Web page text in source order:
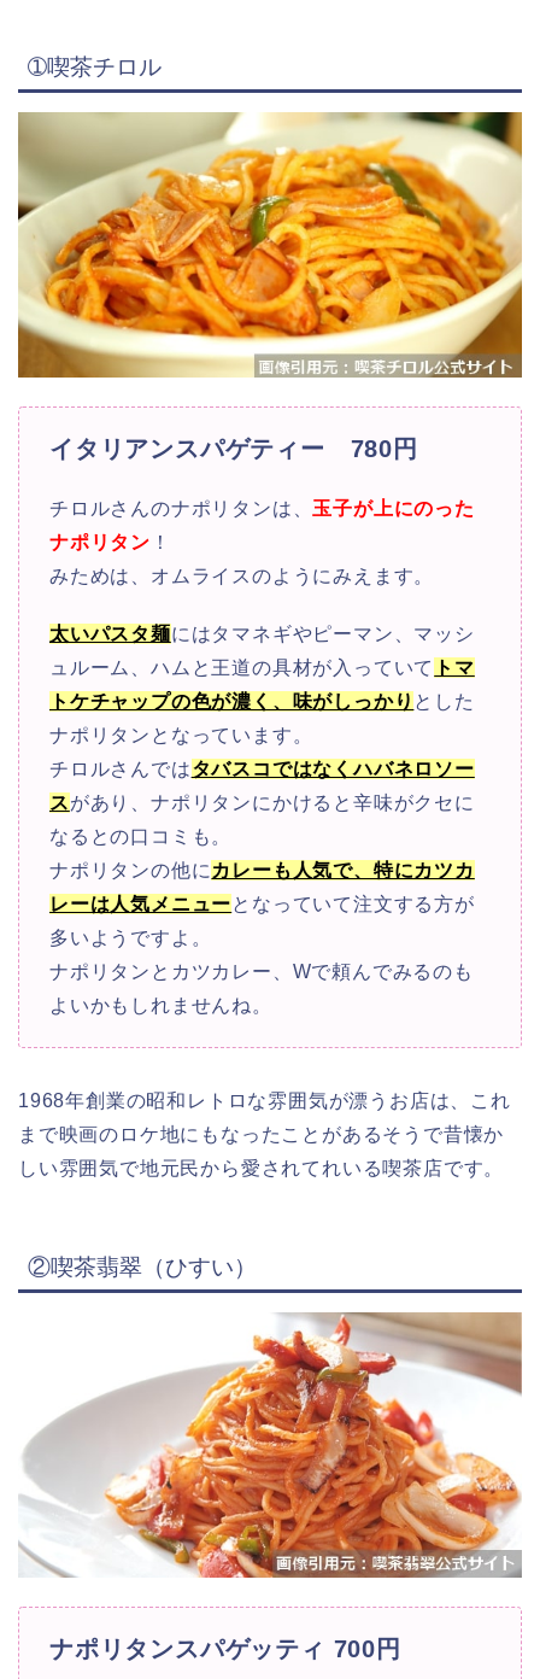
➀喫茶チロル
イタリアンスパゲティー 780円
チロルさんのナポリタンは、 玉子が上にのった
ナポリタン ！
みためは、オムライスのようにみえます。
太いパスタ麺にはタマネギやピーマン、マッシ
ュルーム、ハムと王道の具材が入っていて トマ
トケチャップの色が濃く、味がしっかり とした
ナポリタンとなっています。
チロルさんではタバスコではなくハバネロソー
スがあり、ナポリタンにかけると辛味がクセに
なるとの口コミも。
ナポリタンの他に カレーも人気で、特にカツカ
レーは人気メニューとなっていて注文する方が
多いようですよ。
ナポリタンとカツカレー、Wで頼んでみるのも
よいかもしれませんね。
1968年創業の昭和レトロな雰囲気が漂うお店は、これ
まで映画のロケ地にもなったことがあるそうで昔懐か
しい雰囲気で地元民から愛されてれいる喫茶店です。
②喫茶翡翠（ひすい）
ナポリタンスパゲッティ 700円